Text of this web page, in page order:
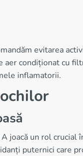
evitarea
condiționat cu
inflamatorii.
joacă un rol
puternici care